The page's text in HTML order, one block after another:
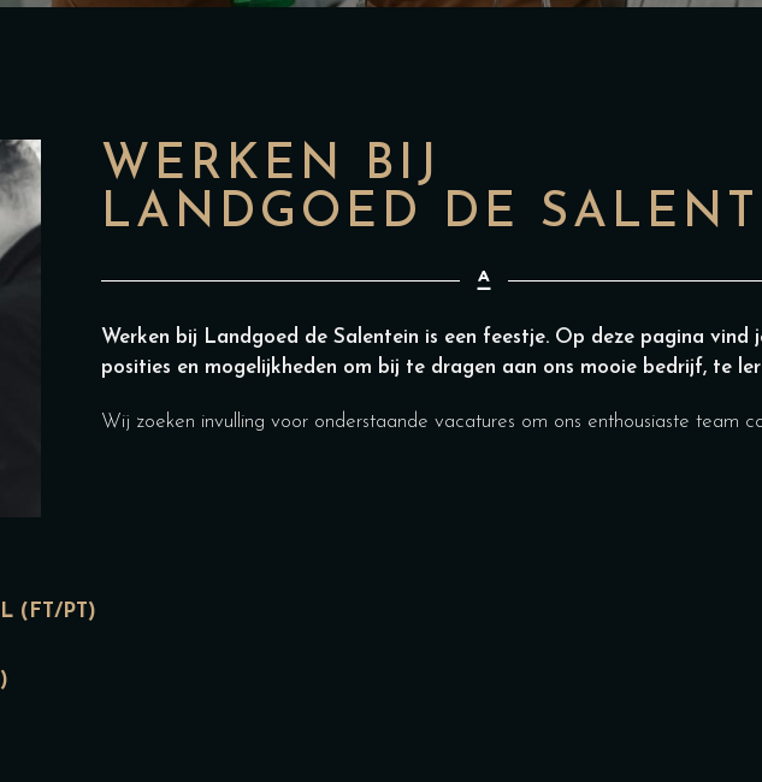
WERKEN BIJ
LANDGOED DE
Werken bij Landgoed de Salentein is een feestje. Op deze pagina vind
posities en mogelijkheden om bij te dragen aan ons mooie bedrijf, te
Wij zoeken invulling voor onderstaande vacatures om ons enthousiaste team
(FT/PT)